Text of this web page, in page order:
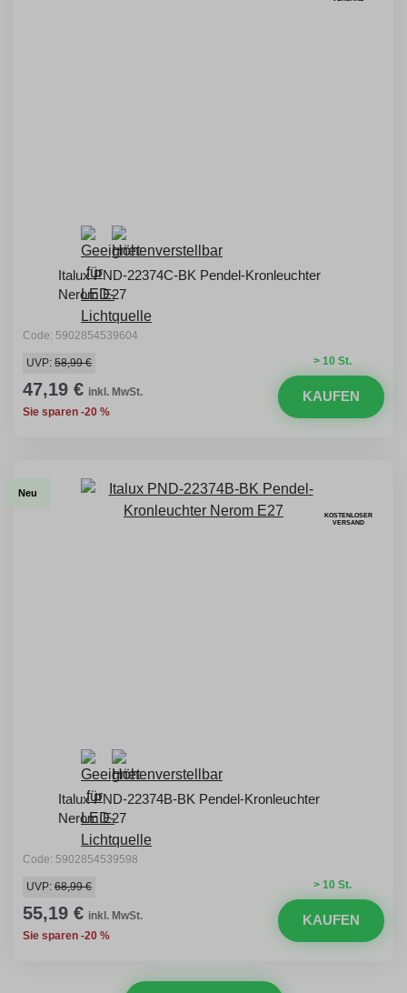
Italux PND-22374C-BK Pendel-Kronleuchter
Nerom E27
Code: 5902854539604
> 10 St.
UVP: 58,99 €
47,19 € inkl. MwSt.
Sie sparen -20 %
KAUFEN
Neu
KOSTENLOSER
VERSAND
Italux PND-22374B-BK Pendel-Kronleuchter
Nerom E27
Code: 5902854539598
> 10 St.
UVP: 68,99 €
55,19 € inkl. MwSt.
Sie sparen -20 %
KAUFEN